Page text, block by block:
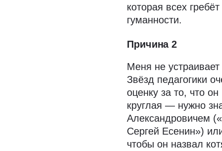
которая всех
гуманности.
Причина 2
Меня не
Звёзд педагогики
оценку за то, что
круглая — нужно
Александровичем
Сергей Есенин»)
чтобы он назвал